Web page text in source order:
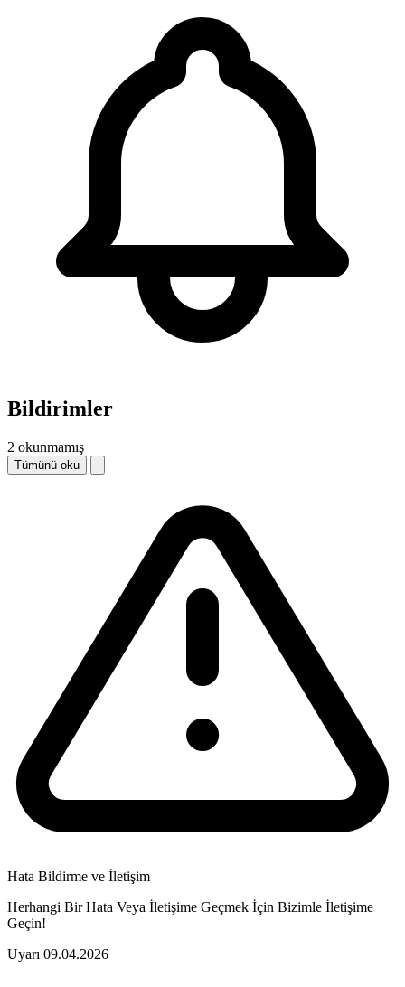
Bildirimler
2 okunmamış
Tümünü oku
Hata Bildirme ve İletişim
Herhangi Bir Hata Veya İletişime Geçmek İçin Bizimle İletişime
Geçin!
Uyarı 09.04.2026